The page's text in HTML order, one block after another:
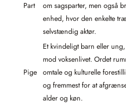
Part
om sagsparter, men også
enhed, hvor den enkelte
selvstændig aktør.
Pige
Et kvindeligt barn eller
mod voksenlivet. Ordet
omtale og kulturelle
og fremmest for at
alder og køn.